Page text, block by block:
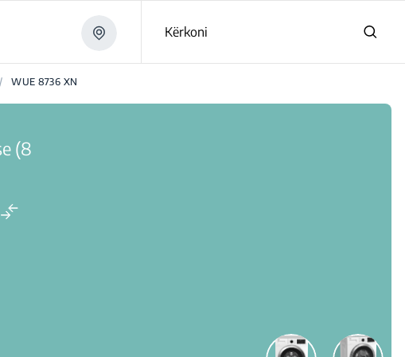
Kërkoni
/ WUE 8736 XN
(8